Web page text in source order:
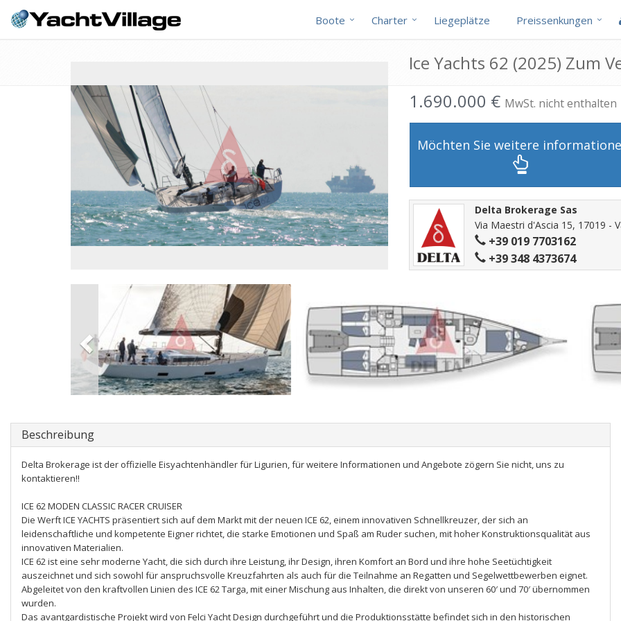
Boote Charter Liegeplätze Preissenkungen
Ice Yachts 62 (2025) Zum
1.690.000 € MwSt. nicht enthalten
Möchten Sie weitere
Delta Brokerage Sas
Via Maestri d'Ascia 15, 17019 -
+39 019 7703162
+39 348 4373674
Beschreibung
Delta Brokerage ist der offizielle Eisyachtenhändler für Ligurien, für weitere Informationen und Angebote zögern Sie nicht, uns zu
kontaktieren!!
ICE 62 MODEN CLASSIC RACER CRUISER
Die Werft ICE YACHTS präsentiert sich auf dem Markt mit der neuen ICE 62, einem innovativen Schnellkreuzer, der sich an
leidenschaftliche und kompetente Eigner richtet, die starke Emotionen und Spaß am Ruder suchen, mit hoher Konstruktionsqualität aus
innovativen Materialien.
ICE 62 ist eine sehr moderne Yacht, die sich durch ihre Leistung, ihr Design, ihren Komfort an Bord und ihre hohe Seetüchtigkeit
auszeichnet und sich sowohl für anspruchsvolle Kreuzfahrten als auch für die Teilnahme an Regatten und Segelwettbewerben eignet.
Abgeleitet von den kraftvollen Linien des ICE 62 Targa, mit einer Mischung aus Inhalten, die direkt von unseren 60′ und 70′ übernommen
wurden.
Das avantgardistische Projekt wird von Felci Yacht Design durchgeführt und die Produktionsstätte befindet sich in den historischen